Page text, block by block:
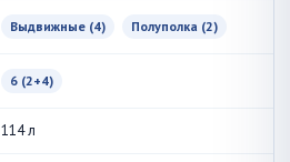
Выдвижные (4) Полуполка (2)
6 (2+4)
114 л